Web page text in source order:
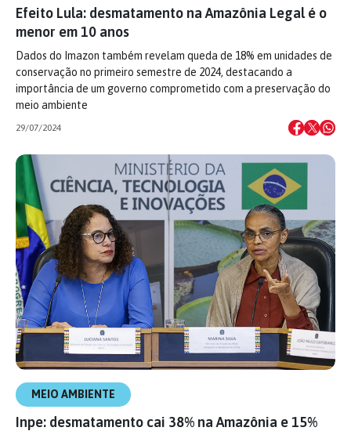
Efeito Lula: desmatamento na Amazônia Legal é o
menor em 10 anos
Dados do Imazon também revelam queda de 18% em unidades de
conservação no primeiro semestre de 2024, destacando a
importância de um governo comprometido com a preservação do
meio ambiente
29/07/2024
MEIO AMBIENTE
Inpe: desmatamento cai 38% na Amazônia e 15%